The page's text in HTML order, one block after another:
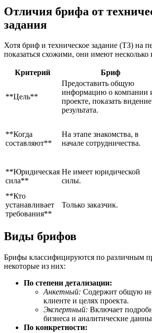
Отличия брифа от
задания
Хотя бриф и техническое задание (ТЗ) на
показаться схожими, они имеют
Критерий Бриф
**Цель**
Предоставить общую
информацию о компании
проекте, показать видение
результата.
**Когда
составляют**
На этапе знакомства, в
начале сотрудничества.
**Юридическая
сила**
Не имеет юридической
силы.
**Кто
устанавливает
требования**
Только заказчик.
Виды брифов
Брифы классифицируются по различным
некоторые из них:
По степени детализации:
Анкетный: Содержит общую
клиенте и целях проекта.
Экспертный: Включает
бизнеса и аналитические
По конкретности: